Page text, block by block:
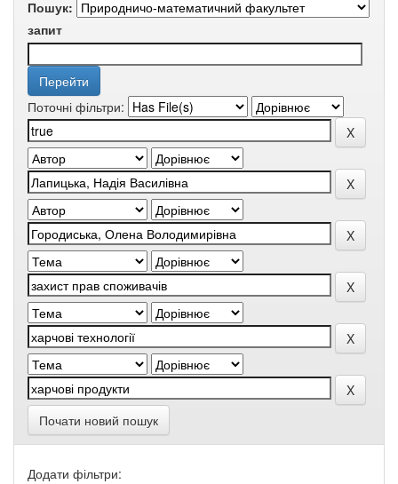
Пошук:
запит
Поточні фільтри:
Почати новий пошук
Додати фільтри: